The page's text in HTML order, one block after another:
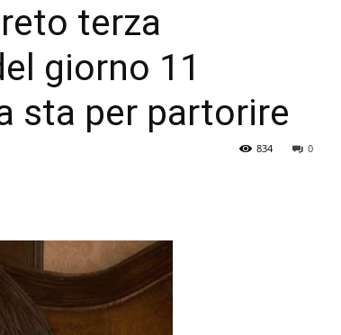
terza
giorno 11
sta per partorire
0
834